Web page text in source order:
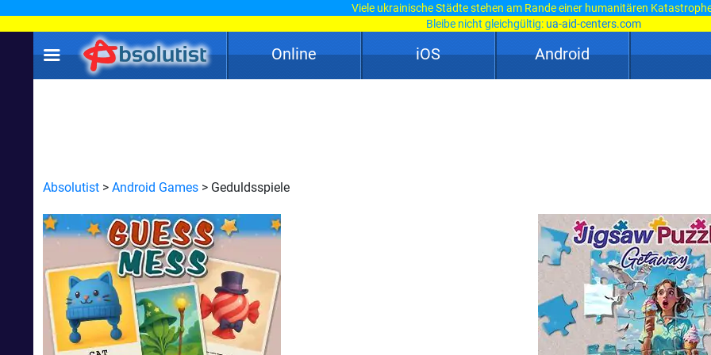
Viele ukrainische Städte stehen am Rande einer humanitären
Bleibe nicht gleichgültig: ua-aid-centers.com
Online iOS Android
Absolutist > Android Games > Geduldsspiele